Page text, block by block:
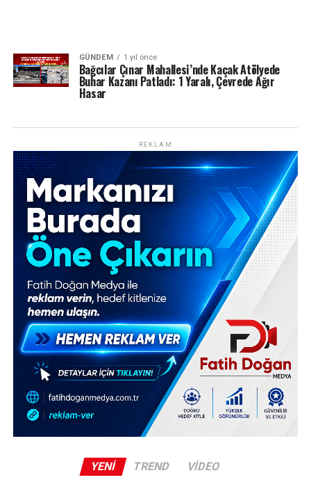
GÜNDEM 1 yıl önce
Bağcılar Çınar Mahallesi’nde Kaçak Atölyede
Buhar Kazanı Patladı: 1 Yaralı, Çevrede Ağır
Hasar
REKLAM
YENI TREND VIDEO